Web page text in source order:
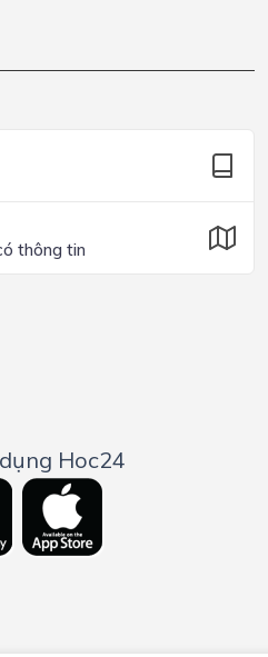
thông tin
Hoc24